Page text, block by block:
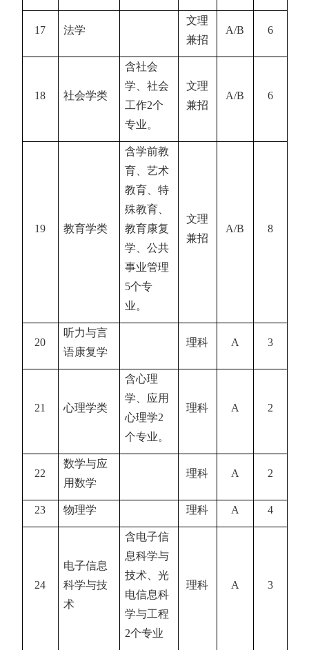
17 法学
文理
兼招
A/B 6
18 社会学类
含社会
学、社会
工作2个
专业。
文理
兼招
A/B 6
19 教育学类
含学前教
育、艺术
教育、特
殊教育、
教育康复
学、公共
事业管理
5个专
业。
文理
兼招
A/B 8
20
听力与言
语康复学
理科 A 3
21 心理学类
含心理
学、应用
心理学2
个专业。
理科 A 2
22
数学与应
用数学
理科 A 2
23 物理学 理科 A 4
24
电子信息
科学与技
术
含电子信
息科学与
技术、光
电信息科
学与工程
2个专业
理科 A 3